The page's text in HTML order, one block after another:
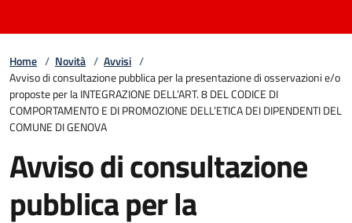
Home / Novità / Avvisi /
Avviso di consultazione pubblica per la presentazione di osservazioni e/o
proposte per la INTEGRAZIONE DELL’ART. 8 DEL CODICE DI
COMPORTAMENTO E DI PROMOZIONE DELL’ETICA DEI DIPENDENTI DEL
COMUNE DI GENOVA
Avviso di consultazione
pubblica per la